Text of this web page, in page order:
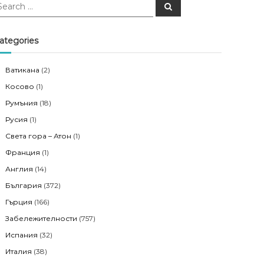
S
e
Ватикана (2)
Косово (1)
Румъния (18)
Русия (1)
Света гора – Атон (1)
Франция (1)
Англия (14)
България (372)
Гърция (166)
Забележителности (757)
Испания (32)
Италия (38)